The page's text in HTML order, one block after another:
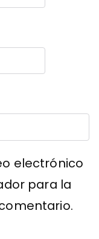
electrónico
para la